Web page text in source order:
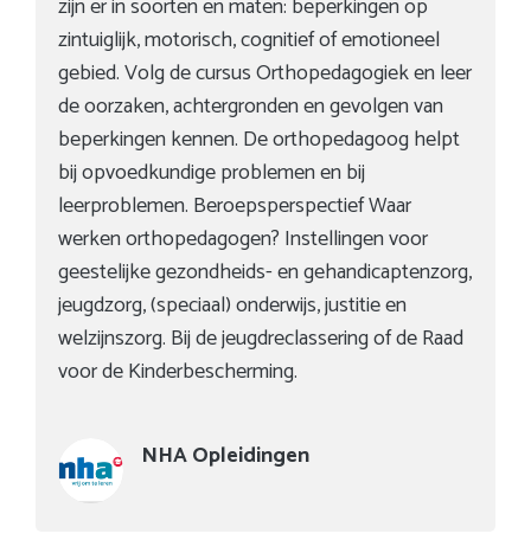
zintuiglijk, motorisch, cognitief of emotioneel
gebied. Volg de cursus Orthopedagogiek en leer
de oorzaken, achtergronden en gevolgen van
beperkingen kennen. De orthopedagoog helpt
bij opvoedkundige problemen en bij
leerproblemen. Beroepsperspectief Waar
werken orthopedagogen? Instellingen voor
geestelijke gezondheids- en gehandicaptenzorg,
jeugdzorg, (speciaal) onderwijs, justitie en
welzijnszorg. Bij de jeugdreclassering of de Raad
voor de Kinderbescherming.
NHA Opleidingen